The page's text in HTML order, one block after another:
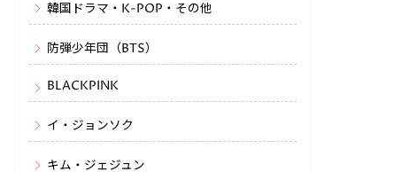
韓国ドラマ・K-POP・その他
防弾少年団（BTS）
BLACKPINK
イ・ジョンソク
キム・ジェジュン